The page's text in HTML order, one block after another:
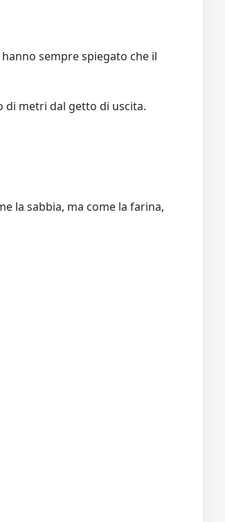
sempre spiegato che il
di metri dal getto di uscita.
la sabbia, ma come la farina,